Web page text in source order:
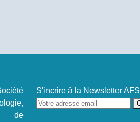
de
S'incrire à la Newsletter AFS